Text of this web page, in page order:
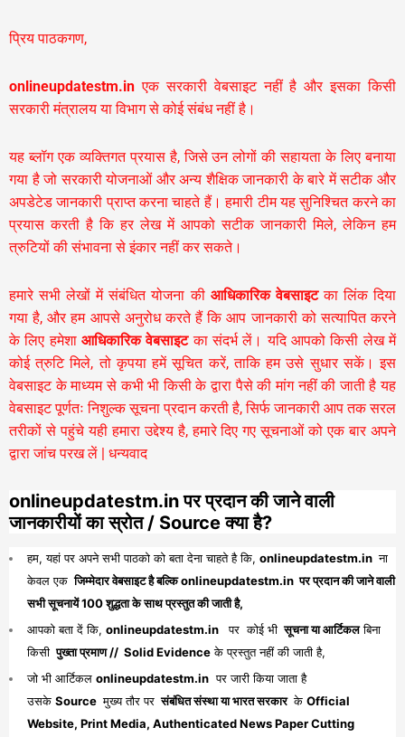
प्रिय पाठकगण,
onlineupdatestm.in एक सरकारी वेबसाइट नहीं है और इसका किसी
सरकारी मंत्रालय या विभाग से कोई संबंध नहीं है।
यह ब्लॉग एक व्यक्तिगत प्रयास है, जिसे उन लोगों की सहायता के लिए बनाया
गया है जो सरकारी योजनाओं और अन्य शैक्षिक जानकारी के बारे में सटीक और
अपडेटेड जानकारी प्राप्त करना चाहते हैं। हमारी टीम यह सुनिश्चित करने का
प्रयास करती है कि हर लेख में आपको सटीक जानकारी मिले, लेकिन हम
त्रुटियों की संभावना से इंकार नहीं कर सकते।
हमारे सभी लेखों में संबंधित योजना की आधिकारिक वेबसाइटका लिंक दिया
गया है, और हम आपसे अनुरोध करते हैं कि आप जानकारी को सत्यापित करने
के लिए हमेशा आधिकारिक वेबसाइटका संदर्भ लें। यदि आपको किसी लेख में
कोई त्रुटि मिले, तो कृपया हमें सूचित करें, ताकि हम उसे सुधार सकें। इस
वेबसाइट के माध्यम से कभी भी किसी के द्वारा पैसे की मांग नहीं की जाती है यह
वेबसाइट पूर्णतः निशुल्क सूचना प्रदान करती है,सिर्फ जानकारी आप तक सरल
तरीकों से पहुंचे यही हमारा उद्देश्य है, हमारे दिए गए सूचनाओं को एक बार अपने
द्वारा जांच परख लें | धन्यवाद
onlineupdatestm.in पर प्रदान की जाने वाली
जानकारीयों का स्रोत / Source क्या है?
हम, यहां पर अपने सभी पाठको को बता देना चाहते है कि, onlineupdatestm.in ना
केवल एक जिम्मेदार वेबसाइट है बल्कि onlineupdatestm.in पर प्रदान की जाने वाली
सभी सूचनायें 100 शुद्धता के साथ प्रस्तुत की जाती है,
आपको बता दें कि, onlineupdatestm.in पर कोई भी सूचना या आर्टिकलबिना
किसी पुख्ता प्रमाण // Solid Evidenceके प्रस्तुत नहीं की जाती है,
जो भी आर्टिकल onlineupdatestm.in पर जारी किया जाता है
उसके Source मुख्य तौर पर संबंधित संस्था या भारत सरकार के Official
Website, Print Media, Authenticated News Paper Cutting